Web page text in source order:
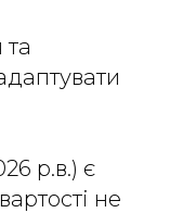
р.в.) є
не